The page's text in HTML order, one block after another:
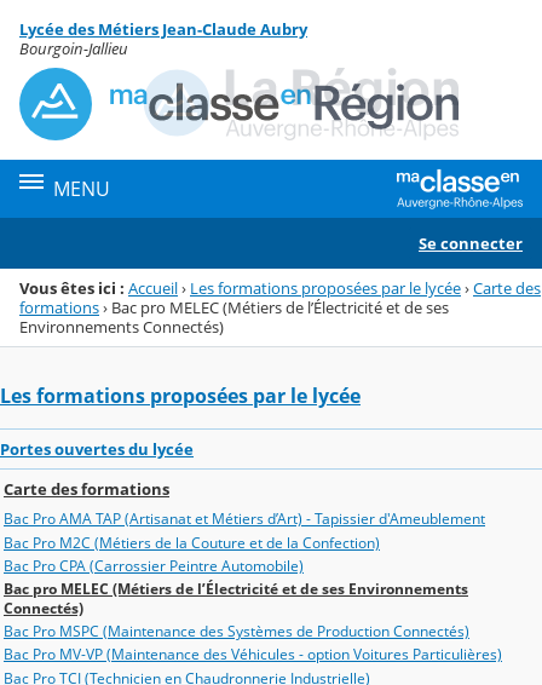
Menu de la rubrique
Contenu
Lycée des Métiers Jean-Claude Aubry
Bourgoin-Jallieu
MENU
Se connecter
Vous êtes ici : Accueil› Les formations proposées par le lycée›Carte des
formations› Bac pro MELEC (Métiers de l’Électricité et de ses
Environnements Connectés)
Les formations proposées par le lycée
Portes ouvertes du lycée
Carte des formations
Bac Pro AMA TAP (Artisanat et Métiers d’Art) - Tapissier d'Ameublement
Bac Pro M2C (Métiers de la Couture et de la Confection)
Bac Pro CPA (Carrossier Peintre Automobile)
Bac pro MELEC (Métiers de l’Électricité et de ses Environnements
Connectés)
Bac Pro MSPC (Maintenance des Systèmes de Production Connectés)
Bac Pro MV-VP (Maintenance des Véhicules - option Voitures Particulières)
Bac Pro TCI (Technicien en Chaudronnerie Industrielle)